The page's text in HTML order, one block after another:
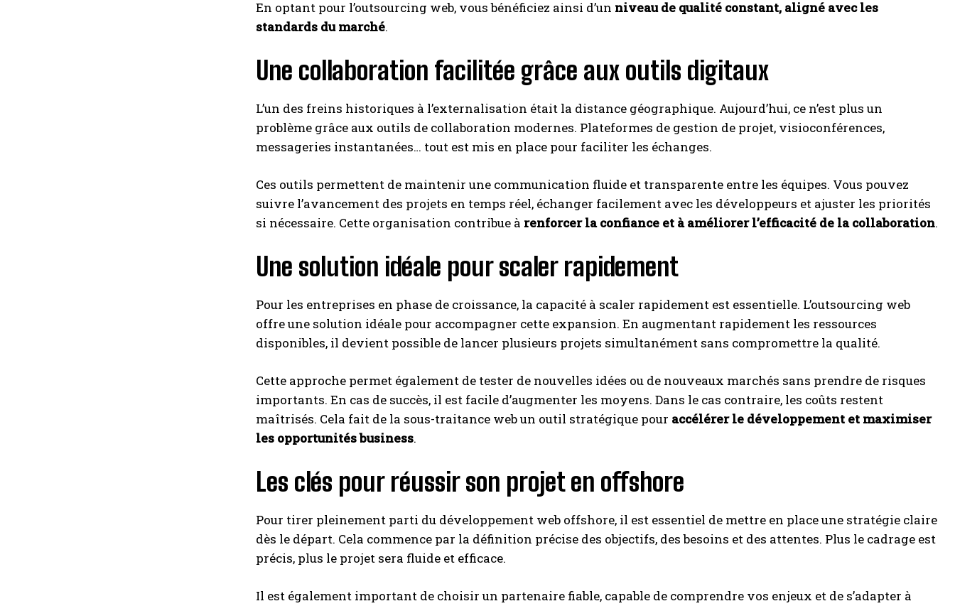
En optant pour l’outsourcing web, vous bénéficiez ainsi d’un niveau de qualité constant, aligné avec les
standards du marché.
Une collaboration facilitée grâce aux outils digitaux
L’un des freins historiques à l’externalisation était la distance géographique. Aujourd’hui, ce n’est plus un
problème grâce aux outils de collaboration modernes. Plateformes de gestion de projet, visioconférences,
messageries instantanées… tout est mis en place pour faciliter les échanges.
Ces outils permettent de maintenir une communication fluide et transparente entre les équipes. Vous pouvez
suivre l’avancement des projets en temps réel, échanger facilement avec les développeurs et ajuster les priorités
si nécessaire. Cette organisation contribue à renforcer la confiance et à améliorer l’efficacité de la collaboration.
Une solution idéale pour scaler rapidement
Pour les entreprises en phase de croissance, la capacité à scaler rapidement est essentielle. L’outsourcing web
offre une solution idéale pour accompagner cette expansion. En augmentant rapidement les ressources
disponibles, il devient possible de lancer plusieurs projets simultanément sans compromettre la qualité.
Cette approche permet également de tester de nouvelles idées ou de nouveaux marchés sans prendre de risques
importants. En cas de succès, il est facile d’augmenter les moyens. Dans le cas contraire, les coûts restent
maîtrisés. Cela fait de la sous-traitance web un outil stratégique pour accélérer le développement et maximiser
les opportunités business.
Les clés pour réussir son projet en offshore
Pour tirer pleinement parti du développement web offshore, il est essentiel de mettre en place une stratégie claire
dès le départ. Cela commence par la définition précise des objectifs, des besoins et des attentes. Plus le cadrage est
précis, plus le projet sera fluide et efficace.
Il est également important de choisir un partenaire fiable, capable de comprendre vos enjeux et de s’adapter à